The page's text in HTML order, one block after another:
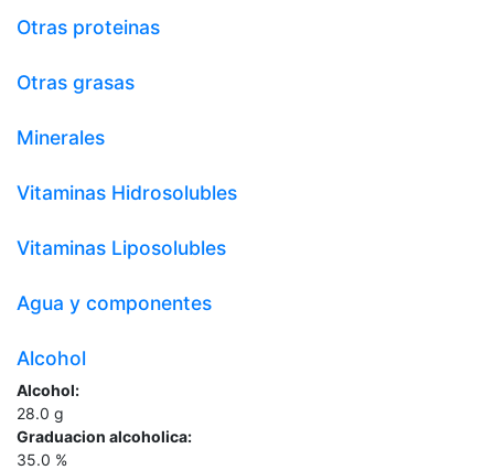
Otras proteinas
Otras grasas
Minerales
Vitaminas Hidrosolubles
Vitaminas Liposolubles
Agua y componentes
Alcohol
Alcohol:
28.0 g
Graduacion alcoholica:
35.0 %